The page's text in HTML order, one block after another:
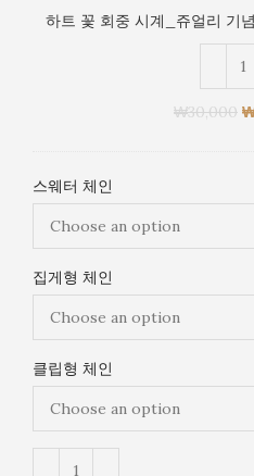
기
품
여
행
계
얼
선
기
품
행
광
하트 꽃 회중 시계_쥬얼리 기
₩30,000
스웨터 체인
집게형 체인
클립형 체인